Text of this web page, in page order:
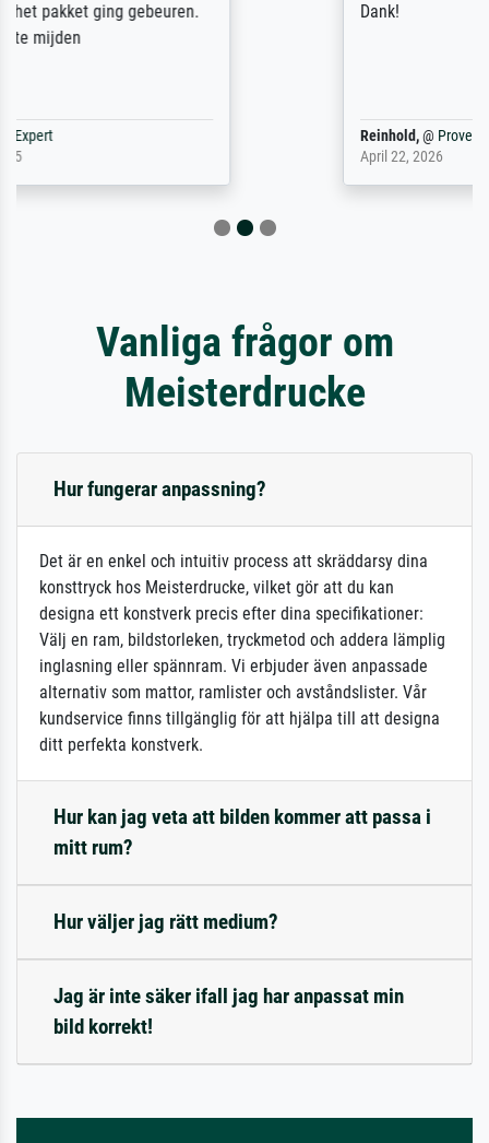
Dank!
Vanliga frågor om
Meisterdrucke
Hur fungerar anpassning?
Det är en enkel och intuitiv process att skräddarsy dina
konsttryck hos Meisterdrucke, vilket gör att du kan
designa ett konstverk precis efter dina specifikationer:
Välj en ram, bildstorleken, tryckmetod och addera lämplig
inglasning eller spännram. Vi erbjuder även anpassade
alternativ som mattor, ramlister och avståndslister. Vår
kundservice finns tillgänglig för att hjälpa till att designa
ditt perfekta konstverk.
Hur kan jag veta att bilden kommer att passa i
mitt rum?
Hur väljer jag rätt medium?
Jag är inte säker ifall jag har anpassat min
bild korrekt!